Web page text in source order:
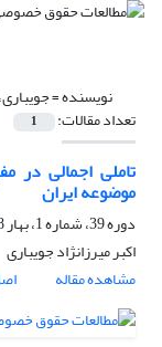
نویسنده =
تعداد مقالات: 1
تاملی اجمالی در
موضوعه ایران
دوره 39، شماره 1، بهار 1388
اکبر میرزانژاد جویباری
مشاهده مقاله